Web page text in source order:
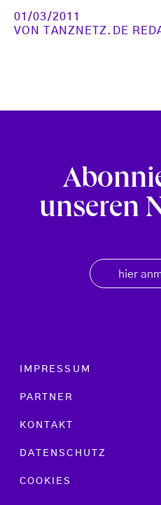
01/03/2011
VON
TANZNETZ.DE
unseren
hier
Footer menu
IMPRESSUM
PARTNER
KONTAKT
DATENSCHUTZ
COOKIES